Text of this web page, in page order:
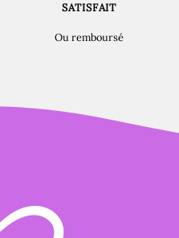
SATISFAIT
Ou remboursé